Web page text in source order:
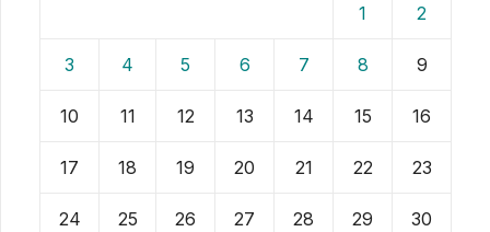
1 2
3 4 5 6 7 8 9
10 11 12 13 14 15 16
17 18 19 20 21 22 23
24 25 26 27 28 29 30